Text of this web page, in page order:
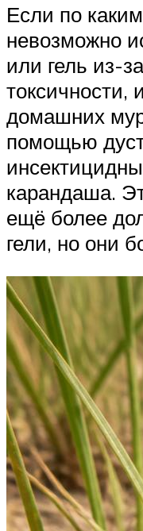
Если по
невозможно
или гель из-
токсичности,
домашних
помощью
карандаша.
ещё более
гели, но они